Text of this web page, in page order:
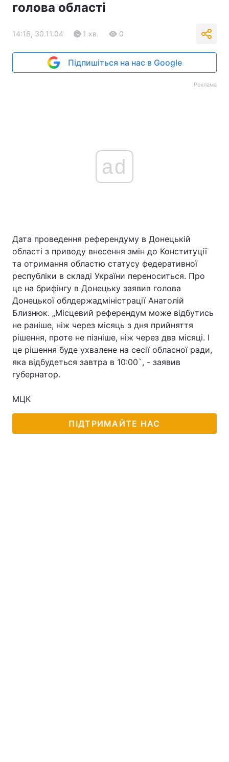
голова області
14:16, 30.11.04 1 хв. 0
Підпишіться на нас в Google
Реклама
ad
Дата проведення референдуму в Донецькій
області з приводу внесення змін до Конституції
та отримання областю статусу федеративної
республіки в складі України переноситься. Про
це на брифінгу в Донецьку заявив голова
Донецької облдержадміністрації Анатолій
Близнюк. „Місцевий референдум може відбутись
не раніше, ніж через місяць з дня прийняття
рішення, проте не пізніше, ніж через два місяці. І
це рішення буде ухвалене на сесії обласної ради,
яка відбудеться завтра в 10:00`, - заявив
губернатор.
МЦК
ПІДТРИМАЙТЕ НАС